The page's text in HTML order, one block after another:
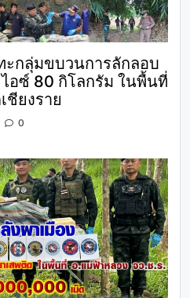
ะกลุ่มขบวนการลักลอบ
ไอซ์ 80 กิโลกรัม ในพื้นที่
ชียงราย
0